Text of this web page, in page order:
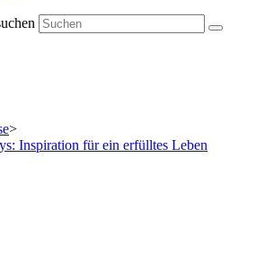
>
Inspiration für ein erfülltes Leben